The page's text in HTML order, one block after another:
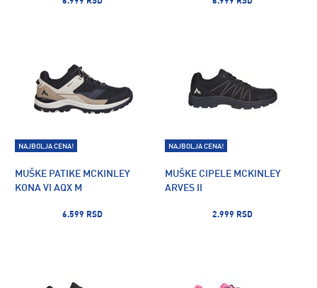
MUŠKE PATIKE MCKINLEY
KONA VI AQX M
6.599 RSD
NAJBOLJA CENA!
MUŠKE CIPELE MCKINLEY
ARVES II
2.999 RSD
NAJBOLJA CENA!